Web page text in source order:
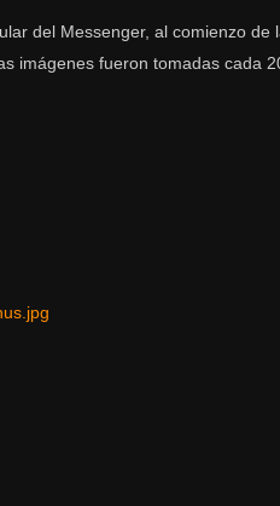
del Messenger, al comienzo
imágenes fueron tomadas cada